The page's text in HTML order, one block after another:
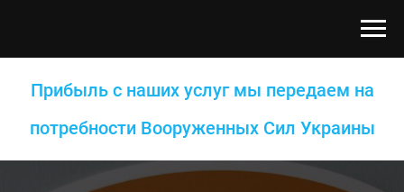
Прибыль с наших услуг мы передаем на
потребности Вооруженных Сил Украины